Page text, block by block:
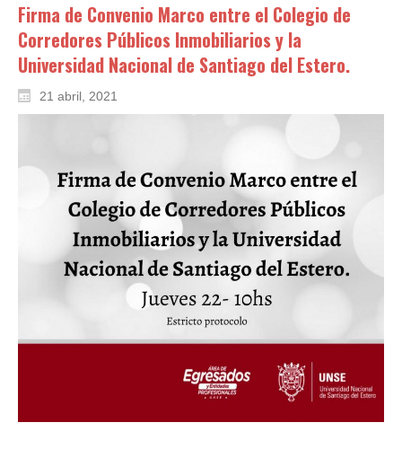
Firma de Convenio Marco entre el Colegio de
Corredores Públicos Inmobiliarios y la
Universidad Nacional de Santiago del Estero.
21 abril, 2021